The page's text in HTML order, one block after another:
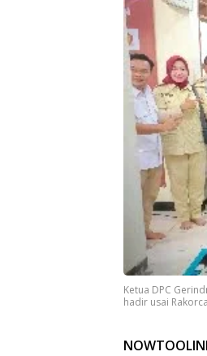
Ketua DPC
hadir usai